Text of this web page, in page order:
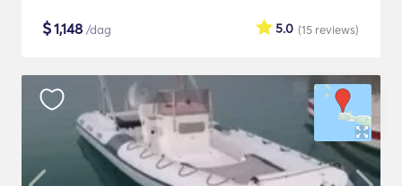
$1,148 /dag (15 reviews)
5.0